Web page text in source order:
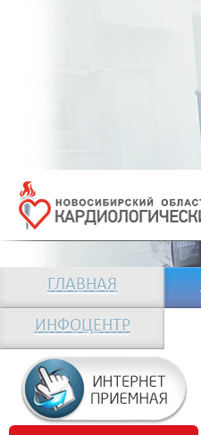
ГЛАВНАЯ
ИНФОЦЕНТР